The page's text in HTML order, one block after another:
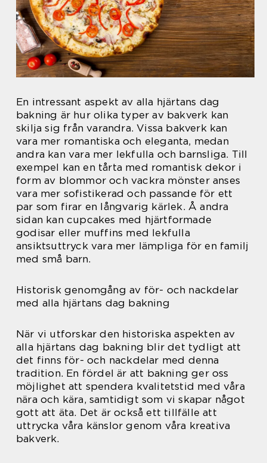
En intressant aspekt av alla hjärtans dag
bakning är hur olika typer av bakverk kan
skilja sig från varandra. Vissa bakverk kan
vara mer romantiska och eleganta, medan
andra kan vara mer lekfulla och barnsliga. Till
exempel kan en tårta med romantisk dekor i
form av blommor och vackra mönster anses
vara mer sofistikerad och passande för ett
par som firar en långvarig kärlek. Å andra
sidan kan cupcakes med hjärtformade
godisar eller muffins med lekfulla
ansiktsuttryck vara mer lämpliga för en familj
med små barn.
Historisk genomgång av för- och nackdelar
med alla hjärtans dag bakning
När vi utforskar den historiska aspekten av
alla hjärtans dag bakning blir det tydligt att
det finns för- och nackdelar med denna
tradition. En fördel är att bakning ger oss
möjlighet att spendera kvalitetstid med våra
nära och kära, samtidigt som vi skapar något
gott att äta. Det är också ett tillfälle att
uttrycka våra känslor genom våra kreativa
bakverk.